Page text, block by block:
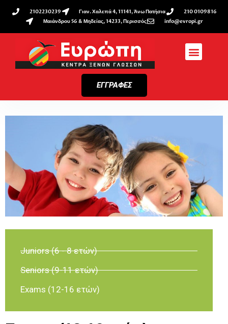
2102230239 Γιαν. Χαλεπά 4, 11141, Άνω Πατήσια
210 0109816
Μαιάνδρου 56 & Μηδείας, 14233, Περισσός
info@evropi.gr
ΕΓΓΡΑΦΕΣ
Juniors (6 - 8 ετών)
Seniors (9-11 ετών)
Exams (12-16 ετών)